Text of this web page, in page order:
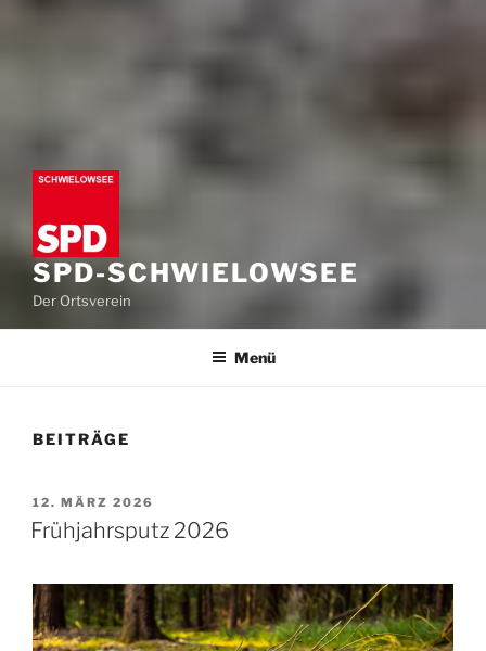
SPD-SCHWIELOWSEE
Der Ortsverein
Menü
BEITRÄGE
VERÖFFENTLICHT
AM
12. MÄRZ 2026
Frühjahrsputz 2026